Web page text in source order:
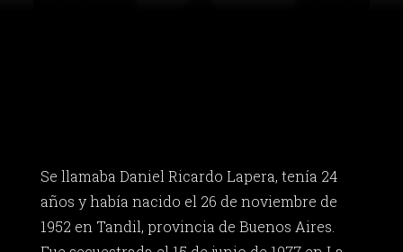
Se llamaba Daniel Ricardo Lapera, tenía 24
años y había nacido el 26 de noviembre de
1952 en Tandil, provincia de Buenos Aires.